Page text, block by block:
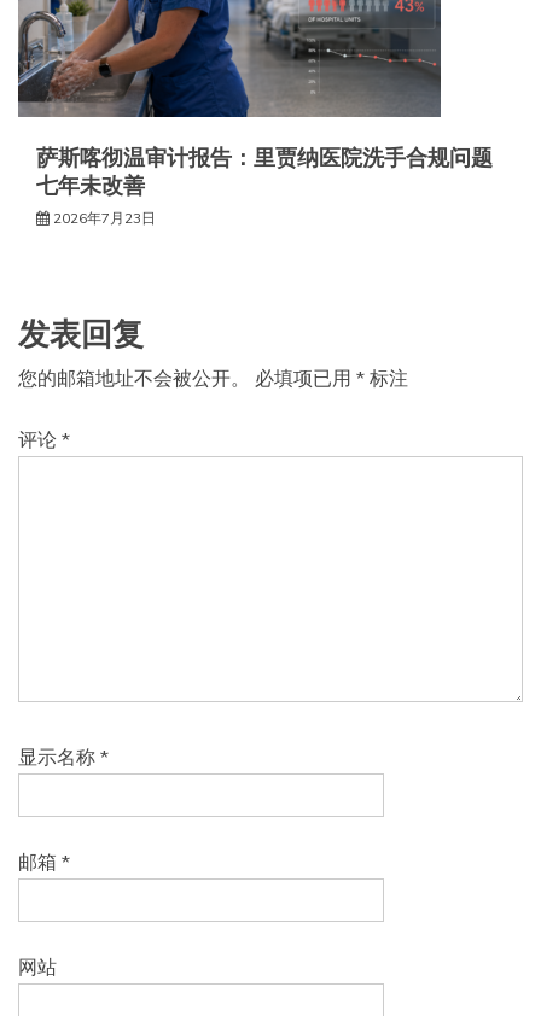
萨斯喀彻温审计报告：里贾纳医院洗手合规问题
七年未改善
2026年7月23日
发表回复
您的邮箱地址不会被公开。 必填项已用 * 标注
评论 *
显示名称 *
邮箱 *
网站